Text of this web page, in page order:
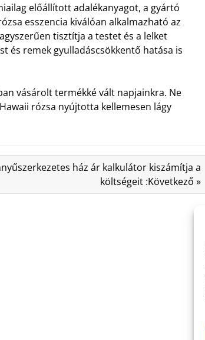
előállított adalékanyagot, a gyártó
esszencia kiválóan alkalmazható az
tisztítja a testet és a lelket
és remek gyulladáscsökkentő hatása is
vásárolt termékké vált napjainkra. Ne
rózsa nyújtotta kellemesen lágy
ház ár kalkulátor kiszámítja a
költségeit :Következő »